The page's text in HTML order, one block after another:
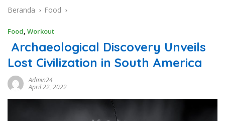
Beranda Food
Food, Workout
Archaeological Discovery Unveils
Lost Civilization in South America
Admin24
April 22, 2022